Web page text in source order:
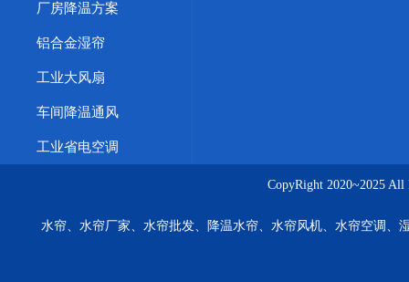
厂房降温方案
铝合金湿帘
工业大风扇
车间降温通风
工业省电空调
CopyRight 2020~2025
水帘、水帘厂家、水帘批发、降温水帘、水帘风机、水帘空调、